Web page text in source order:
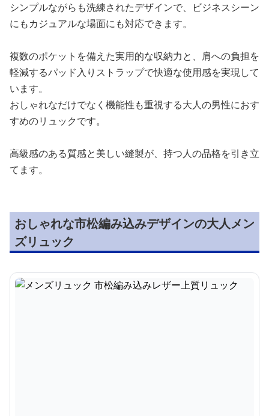
シンプルながらも洗練されたデザインで、ビジネスシーン
にもカジュアルな場面にも対応できます。
複数のポケットを備えた実用的な収納力と、肩への負担を
軽減するパッド入りストラップで快適な使用感を実現して
います。
おしゃれなだけでなく機能性も重視する大人の男性におす
すめのリュックです。
高級感のある質感と美しい縫製が、持つ人の品格を引き立
てます。
おしゃれな市松編み込みデザインの大人メン
ズリュック